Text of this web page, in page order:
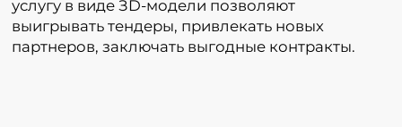
услугу в виде ЗD-модели позволяют
выигрывать тендеры, привлекать новых
партнеров, заключать выгодные контракты.